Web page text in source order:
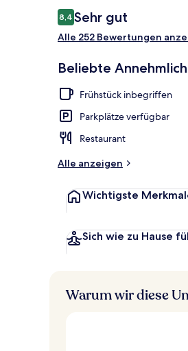
Bewertungen
8,48,4 von 10.
Sehr gut
Alle 252 Bewertungen
Beliebte
Frühstück inbegriffen
Parkplätze verfügbar
Restaurant
Alle anzeigen
Wichtigste
Sich wie zu Hause
Warum wir diese